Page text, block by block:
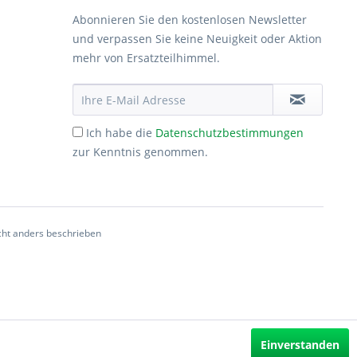
Abonnieren Sie den kostenlosen Newsletter
und verpassen Sie keine Neuigkeit oder Aktion
mehr von Ersatzteilhimmel.
Ich habe die Datenschutzbestimmungen
zur Kenntnis genommen.
anders beschrieben
Einverstanden